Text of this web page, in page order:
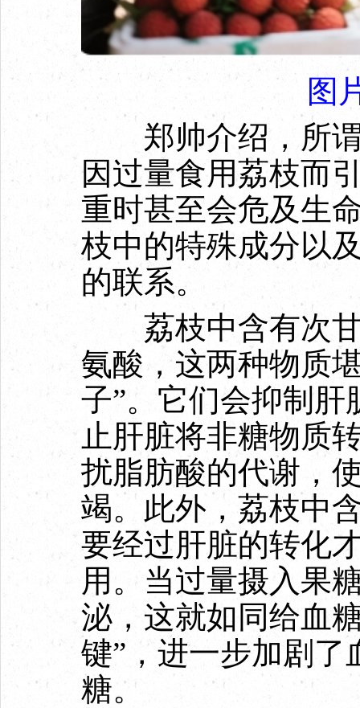
图
郑帅介绍，所谓
因过量食用荔枝而
重时甚至会危及生
枝中的特殊成分以
的联系。
荔枝中含有次甘
氨酸，这两种物质
子”。它们会抑制
止肝脏将非糖物质
扰脂肪酸的代谢，
竭。此外，荔枝中
要经过肝脏的转化
用。当过量摄入果
泌，这就如同给血
键”，进一步加剧
糖。